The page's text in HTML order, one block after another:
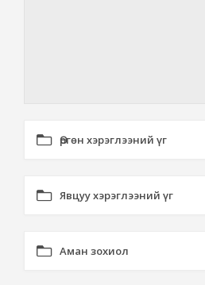
Өргөн хэрэглээний үг
Явцуу хэрэглээний үг
Аман зохиол